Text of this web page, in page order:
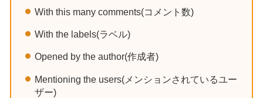
With this many comments(コメント数)
With the labels(ラベル)
Opened by the author(作成者)
Mentioning the users(メンションされているユー
ザー)